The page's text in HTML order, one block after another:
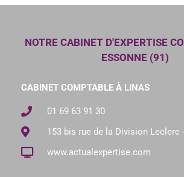
NOTRE CABINET D'EXPERTISE
ESSONNE (91)
CABINET COMPTABLE À LINAS
01 69 63 91 30
153 bis rue de la Division Leclerc
www.actualexpertise.com